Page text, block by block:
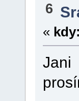
6
« kdy:
Jani